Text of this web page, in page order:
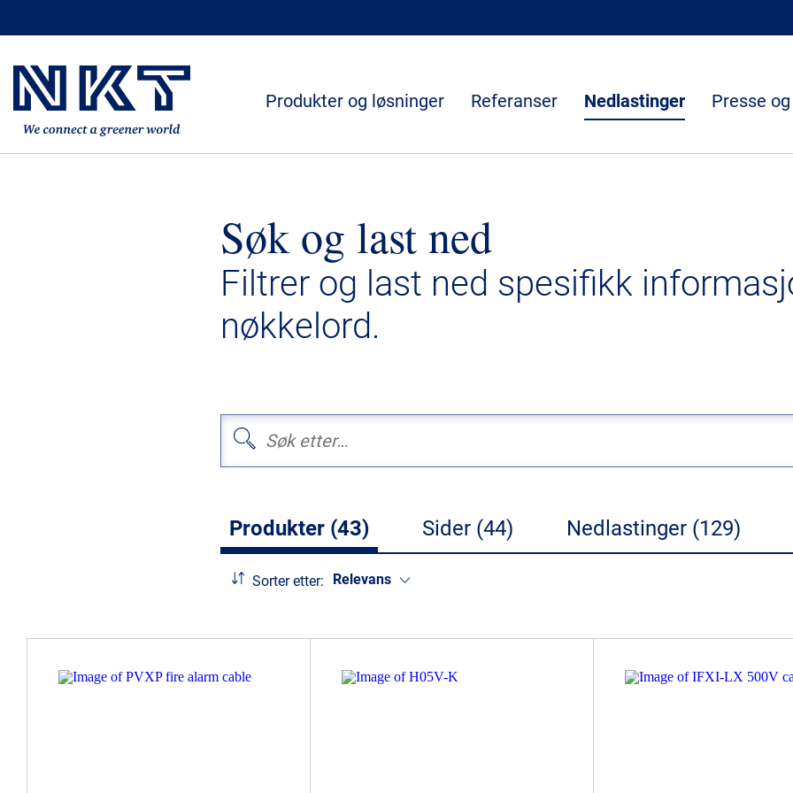
Produkter og løsninger Referanser Nedlastinger Presse
Søk og last ned
Filtrer og last ned spesifikk
nøkkelord.
Produkter (43) Sider (44) Nedlastinger (129)
Sorter etter: Relevans